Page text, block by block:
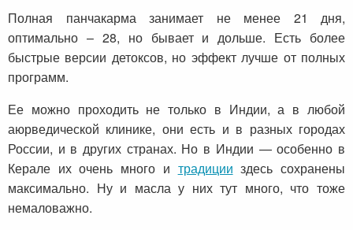
Полная панчакарма занимает не менее 21 дня,
оптимально – 28, но бывает и дольше. Есть более
быстрые версии детоксов, но эффект лучше от полных
программ.
Ее можно проходить не только в Индии, а в любой
аюрведической клинике, они есть и в разных городах
России, и в других странах. Но в Индии — особенно в
Керале их очень много и традиции здесь сохранены
максимально. Ну и масла у них тут много, что тоже
немаловажно.